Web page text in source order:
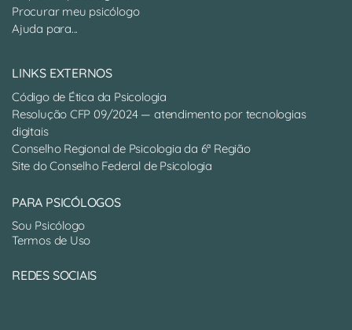
Procurar meu psicólogo
Ajuda para...
LINKS EXTERNOS
Código de Ética da Psicologia
Resolução CFP 09/2024 — atendimento por tecnologias
digitais
Conselho Regional de Psicologia da 6ª Região
Site do Conselho Federal de Psicologia
PARA PSICÓLOGOS
Sou Psicólogo
Termos de Uso
REDES SOCIAIS